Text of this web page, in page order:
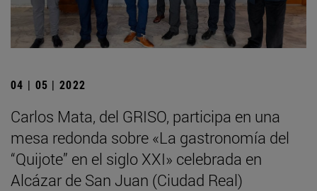
04 | 05 | 2022
Carlos Mata, del GRISO, participa en una
mesa redonda sobre «La gastronomía del
“Quijote” en el siglo XXI» celebrada en
Alcázar de San Juan (Ciudad Real)